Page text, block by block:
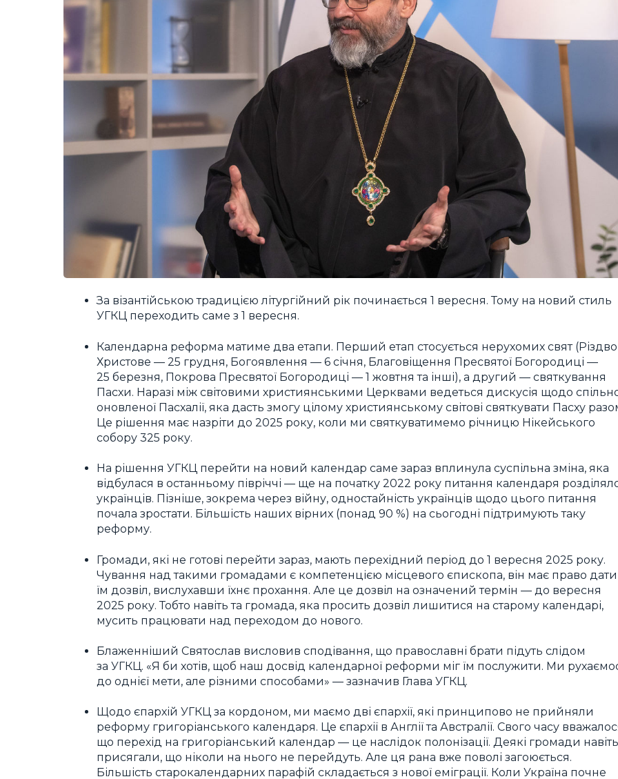
За візантійською традицією літургійний рік починається 1 вересня. Тому на новий стиль
УГКЦ переходить саме з 1 вересня.
Календарна реформа матиме два етапи. Перший етап стосується нерухомих свят (Різдво
Христове — 25 грудня, Богоявлення — 6 січня, Благовіщення Пресвятої Богородиці —
25 березня, Покрова Пресвятої Богородиці — 1 жовтня та інші), а другий — святкування
Пасхи. Наразі між світовими християнськими Церквами ведеться дискусія щодо
оновленої Пасхалії, яка дасть змогу цілому християнському світові святкувати Пасху
Це рішення має назріти до 2025 року, коли ми святкуватимемо річницю Нікейського
собору 325 року.
На рішення УГКЦ перейти на новий календар саме зараз вплинула суспільна зміна, яка
відбулася в останньому півріччі — ще на початку 2022 року питання календаря
українців. Пізніше, зокрема через війну, одностайність українців щодо цього питання
почала зростати. Більшість наших вірних (понад 90 %) на сьогодні підтримують таку
реформу.
Громади, які не готові перейти зараз, мають перехідний період до 1 вересня 2025 року.
Чування над такими громадами є компетенцією місцевого єпископа, він має право дати
їм дозвіл, вислухавши їхнє прохання. Але це дозвіл на означений термін — до вересня
2025 року. Тобто навіть та громада, яка просить дозвіл лишитися на старому календарі,
мусить працювати над переходом до нового.
Блаженніший Святослав висловив сподівання, що православні брати підуть слідом
за УГКЦ. «Я би хотів, щоб наш досвід календарної реформи міг їм послужити. Ми
до однієї мети, але різними способами» — зазначив Глава УГКЦ.
Щодо єпархій УГКЦ за кордоном, ми маємо дві єпархії, які принципово не прийняли
реформу григоріанського календаря. Це єпархії в Англії та Австралії. Свого часу
що перехід на григоріанський календар — це наслідок полонізації. Деякі громади навіть
присягали, що ніколи на нього не перейдуть. Але ця рана вже поволі загоюється.
Більшість старокалендарних парафій складається з нової еміграції. Коли Україна почне